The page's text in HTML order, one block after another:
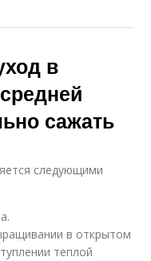
в
сажать
следующими
в открытом
теплой